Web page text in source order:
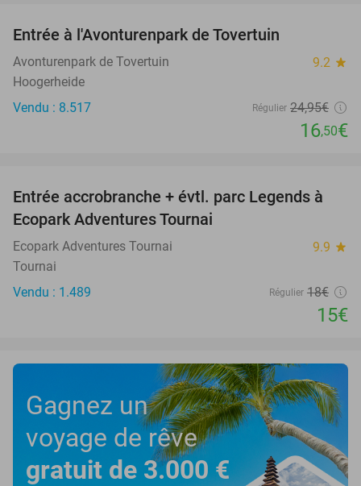
Entrée à l'Avonturenpark de Tovertuin
Avonturenpark de Tovertuin 9.2 star
Hoogerheide
Vendu : 8.517
Régulier 24,95€
16,50€
17%
Entrée accrobranche + évtl. parc Legends à
Ecopark Adventures Tournai
Ecopark Adventures Tournai 9.9 star
Tournai
Vendu : 1.489
Régulier 18€
15€
Gagnez un
voyage de rêve
gratuit de 3.000 €